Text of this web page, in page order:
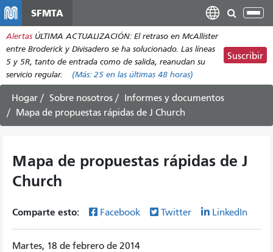
contenido
principal
SFMTA
Alertas ÚLTIMA ACTUALIZACIÓN: El retraso en McAllister
entre Broderick y Divisadero se ha solucionado. Las líneas
5 y 5R, tanto de entrada como de salida, reanudan su
servicio regular.
(Más: 25 en las últimas 48 horas)
Suscribir
Hogar Sobre nosotros
Informes y documentos
Mapa de propuestas rápidas de J Church
Mapa de propuestas rápidas de J
Church
Comparte esto: Facebook Twitter LinkedIn
Martes, 18 de febrero de 2014